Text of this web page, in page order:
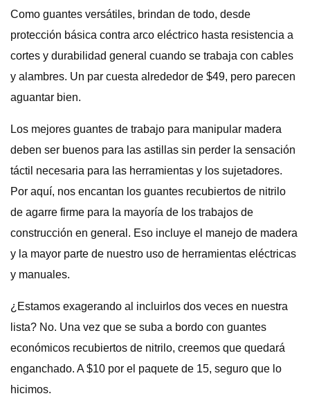
Como guantes versátiles, brindan de todo, desde
protección básica contra arco eléctrico hasta resistencia a
cortes y durabilidad general cuando se trabaja con cables
y alambres. Un par cuesta alrededor de $49, pero parecen
aguantar bien.
Los mejores guantes de trabajo para manipular madera
deben ser buenos para las astillas sin perder la sensación
táctil necesaria para las herramientas y los sujetadores.
Por aquí, nos encantan los guantes recubiertos de nitrilo
de agarre firme para la mayoría de los trabajos de
construcción en general. Eso incluye el manejo de madera
y la mayor parte de nuestro uso de herramientas eléctricas
y manuales.
¿Estamos exagerando al incluirlos dos veces en nuestra
lista? No. Una vez que se suba a bordo con guantes
económicos recubiertos de nitrilo, creemos que quedará
enganchado. A $10 por el paquete de 15, seguro que lo
hicimos.